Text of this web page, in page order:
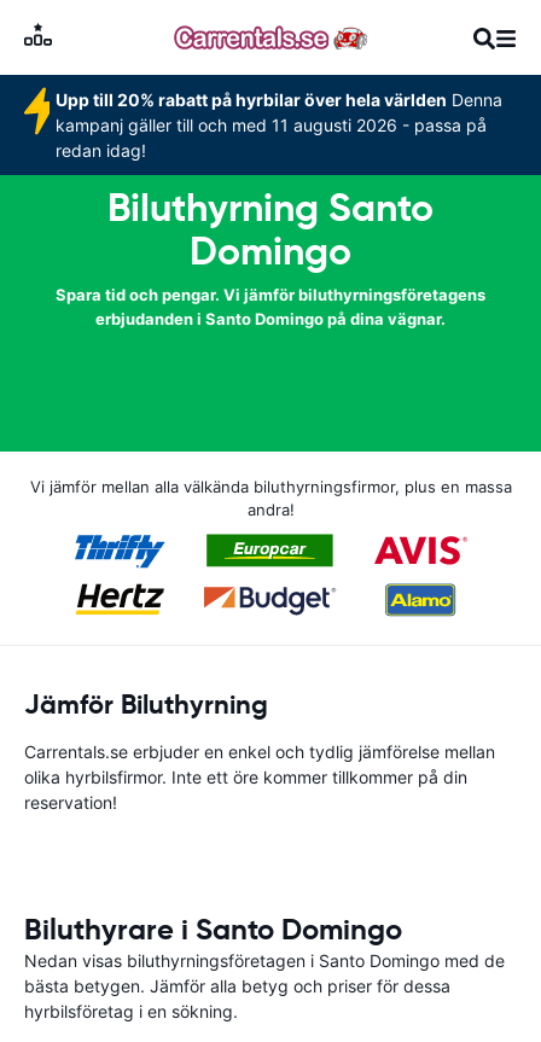
Upp till 20% rabatt på hyrbilar över hela världen Denna
kampanj gäller till och med 11 augusti 2026 - passa på
redan idag!
Biluthyrning Santo
Domingo
Spara tid och pengar. Vi jämför biluthyrningsföretagens
erbjudanden i Santo Domingo på dina vägnar.
Vi jämför mellan alla välkända biluthyrningsfirmor, plus en massa
andra!
Jämför Biluthyrning
Carrentals.se erbjuder en enkel och tydlig jämförelse mellan
olika hyrbilsfirmor. Inte ett öre kommer tillkommer på din
reservation!
Biluthyrare i Santo Domingo
Nedan visas biluthyrningsföretagen i Santo Domingo med de
bästa betygen. Jämför alla betyg och priser för dessa
hyrbilsföretag i en sökning.